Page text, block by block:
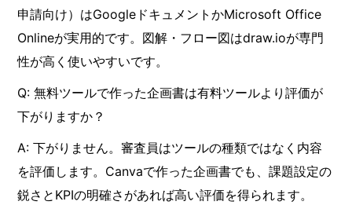
申請向け）はGoogleドキュメントかMicrosoft Office
Onlineが実用的です。図解・フロー図はdraw.ioが専門
性が高く使いやすいです。
Q: 無料ツールで作った企画書は有料ツールより評価が
下がりますか？
A: 下がりません。審査員はツールの種類ではなく内容
を評価します。Canvaで作った企画書でも、課題設定の
鋭さとKPIの明確さがあれば高い評価を得られます。